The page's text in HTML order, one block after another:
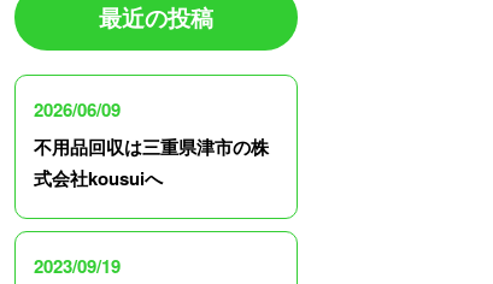
最近の投稿
2026/06/09
不用品回収は三重県津市の株
式会社kousuiへ
2023/09/19